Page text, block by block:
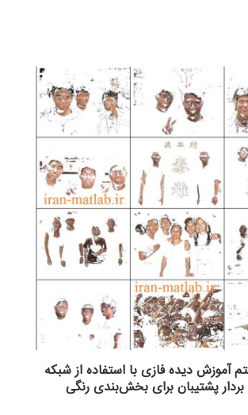
آموزش دیده فازی با استفاده از شبکه
پشتیبان برای بخش‌بندی رنگی